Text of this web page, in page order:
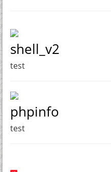
shell_v2
test
phpinfo
test